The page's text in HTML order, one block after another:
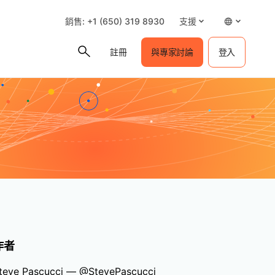
銷售: +1 (650) 319 8930 支援
註冊 與專家討論 登入
者
Pascucci — @StevePascucci